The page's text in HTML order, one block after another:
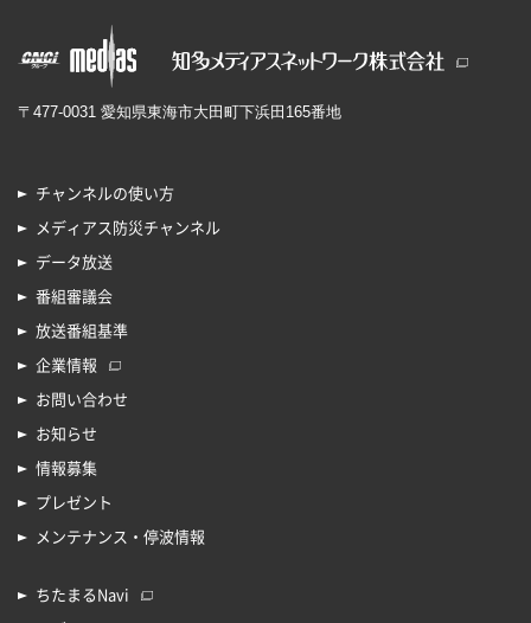
〒477-0031 愛知県東海市大田町下浜田165番地
チャンネルの使い方
メディアス防災チャンネル
データ放送
番組審議会
放送番組基準
企業情報
お問い合わせ
お知らせ
情報募集
プレゼント
メンテナンス・停波情報
ちたまるNavi